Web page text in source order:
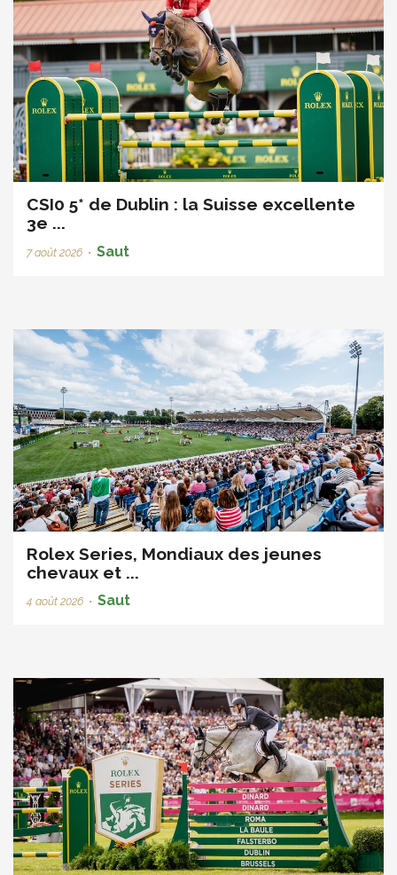
CSI0 5* de Dublin : la Suisse excellente
3e ...
7 août 2026 • Saut
Rolex Series, Mondiaux des jeunes
chevaux et ...
4 août 2026 • Saut